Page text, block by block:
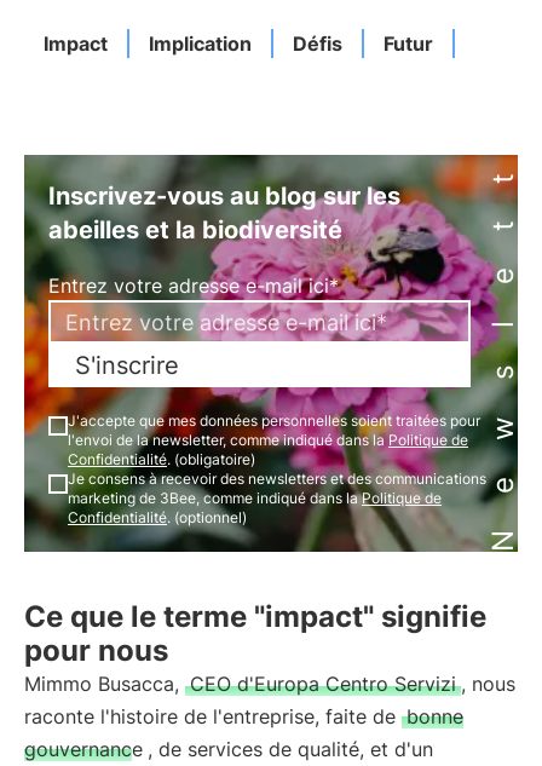
Impact Implication Défis Futur Newsletter
Inscrivez-vous au blog sur les
abeilles et la biodiversité
Entrez votre adresse e-mail ici*
S'inscrire
J'accepte que mes données personnelles soient traitées pour
l'envoi de la newsletter, comme indiqué dans laPolitique de
Confidentialité. (obligatoire)
Je consens à recevoir des newsletters et des communications
marketing de 3Bee, comme indiqué dans laPolitique de
Confidentialité. (optionnel)
Ce que le terme "impact" signifie
pour nous
Mimmo Busacca, CEO d'Europa Centro Servizi , nous
raconte l'histoire de l'entreprise, faite de bonne
gouvernance , de services de qualité, et d'un